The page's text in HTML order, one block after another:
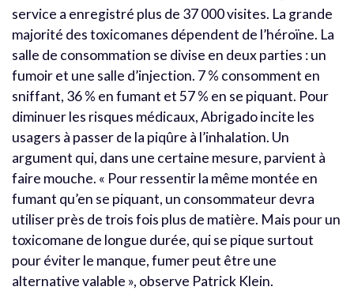
service a enregistré plus de 37 000 visites. La grande
majorité des toxicomanes dépendent de l’héroïne. La
salle de consommation se divise en deux parties : un
fumoir et une salle d’injection. 7 % consomment en
sniffant, 36 % en fumant et 57 % en se piquant. Pour
diminuer les risques médicaux, Abrigado incite les
usagers à passer de la piqûre à l’inhalation. Un
argument qui, dans une certaine mesure, parvient à
faire mouche. « Pour ressentir la même montée en
fumant qu’en se piquant, un consommateur devra
utiliser près de trois fois plus de matière. Mais pour un
toxicomane de longue durée, qui se pique surtout
pour éviter le manque, fumer peut être une
alternative valable », observe Patrick Klein.